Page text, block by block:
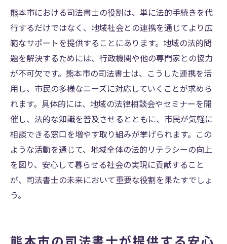
熊本市における司法書士の役割は、単に法的手続きを代
行するだけではなく、地域社会との連携を通じてより広
範なサポートを提供することにあります。地域の法的問
題を解決するためには、行政機関や他の専門家との協力
が不可欠です。熊本市の司法書士は、こうした連携を活
用し、市民の多様なニーズに対応していくことが求めら
れます。具体的には、地域の法律相談会やセミナーを開
催し、法的な知識を普及させるとともに、市民が気軽に
相談できる窓口を増やす取り組みが挙げられます。この
ような活動を通じて、地域全体の法的リテラシーの向上
を図り、安心して暮らせる社会の実現に貢献すること
が、司法書士の未来において重要な役割を果たすでしょ
う。